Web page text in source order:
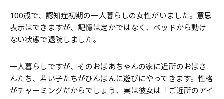
100歳で、認知症初期の一人暮らしの女性がいました。意思
表示はできますが、記憶は定かではなく、ベッドから動け
ない状態で退院しました。
一人暮らしですが、そのおばあちゃんの家に近所のおばさ
んたち、若い子たちがひんぱんに遊びにやってきます。性格
がチャーミングだからでしょう、実は彼女は「ご近所のアイ